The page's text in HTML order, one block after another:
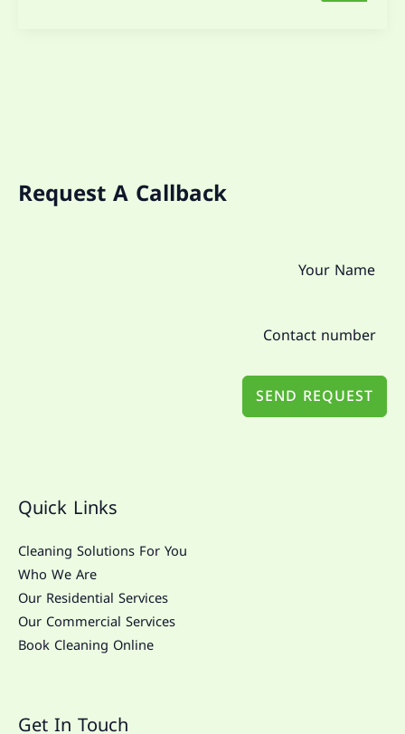
Request A Callback
SEND REQUEST
Quick Links
Cleaning Solutions For You
Who We Are
Our Residential Services
Our Commercial Services
Book Cleaning Online
Get In Touch